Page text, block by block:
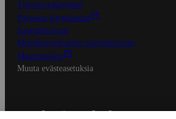
Tietosuojakäytäntö
Palvelun käyttöehdot
Saavutettavuus
Mobiilisovelluksen saavutettavuus
Mainostajalle
Muuta evästeasetuksia
S-ryhmän palvelut